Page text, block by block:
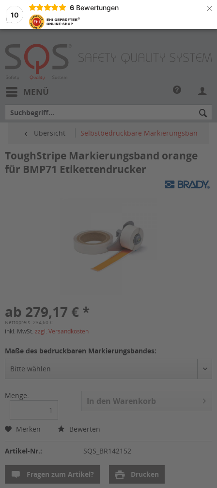
10
6 Bewertungen ×
MENÜ
Übersicht Selbstbedruckbare Markierungsbänder
ToughStripe Markierungsband orange
für BMP71 Etikettendrucker
ab 279,17 € *
Nettopreis: 234,60 €
inkl. MwSt. zzgl. Versandkosten
Maße des bedruckbaren Markierungsbandes:
Menge:
In den Warenkorb
Merken Bewerten
Artikel-Nr.: SQS_BR142152
Fragen zum Artikel? Drucken